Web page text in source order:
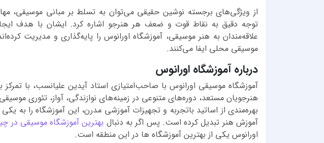
از ویژگی‌های برجسته نوشین حقیقی می‌توان به تسلط بر مبانی موسیقی،
توجه دقیق به نقاط قوت و ضعف هر هنرجو اشاره کرد. ایشان با هدف
علاقه‌مندان به هنر موسیقی، آموزشگاه اورانوس را پایه‌گذاری و مدیریت
موسیقی محلی ایفا می‌کنند.
درباره آموزشگاه اورانوس
آموزشگاه موسیقی اورانوس با صاحب‌امتیازی استاد آیدین علیانسب، با
هنرجویان مستعد، دوره‌های متنوعی در زمینه‌های نوازندگی، آواز، تئوری
بهره‌مندی از اساتید باتجربه و تجهیزات آموزشی مدرن، این آموزشگاه را به یکی
آموزش هنر تبدیل کرده است. پس اگر به دنبال بهترین آموزشگاه موسیقی در
اورانوس یکی از بهترین آموزشگاه ها در این منطقه است.